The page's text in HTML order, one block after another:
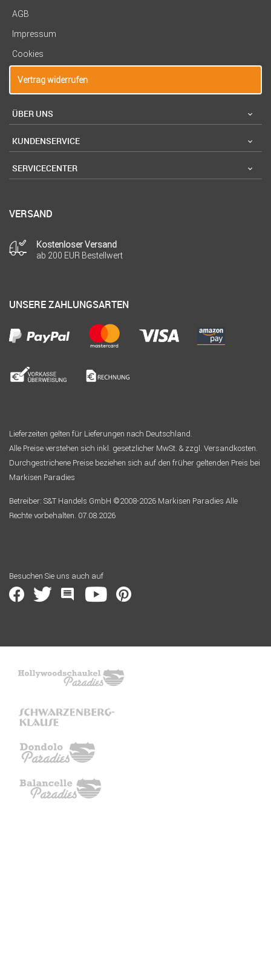
AGB
Impressum
Cookies
Vertrag widerrufen
ÜBER UNS
KUNDENSERVICE
SERVICECENTER
VERSAND
Kostenloser Versand
ab 200 EUR Bestellwert
UNSERE ZAHLUNGSARTEN
Lieferzeiten gelten für Lieferungen nach Deutschland.
Alle Preise verstehen sich inkl. gesetzlicher MwSt. & zzgl. Versandkosten.
Durchgestrichene Preise beziehen sich auf den früher geltenden Preis bei
Markisen Paradies
Betreiber: S&T Handels GmbH ©2008-2026 Markisen Paradies Alle
Rechte vorbehalten. 07.08.2026
Besuchen Sie uns auch auf